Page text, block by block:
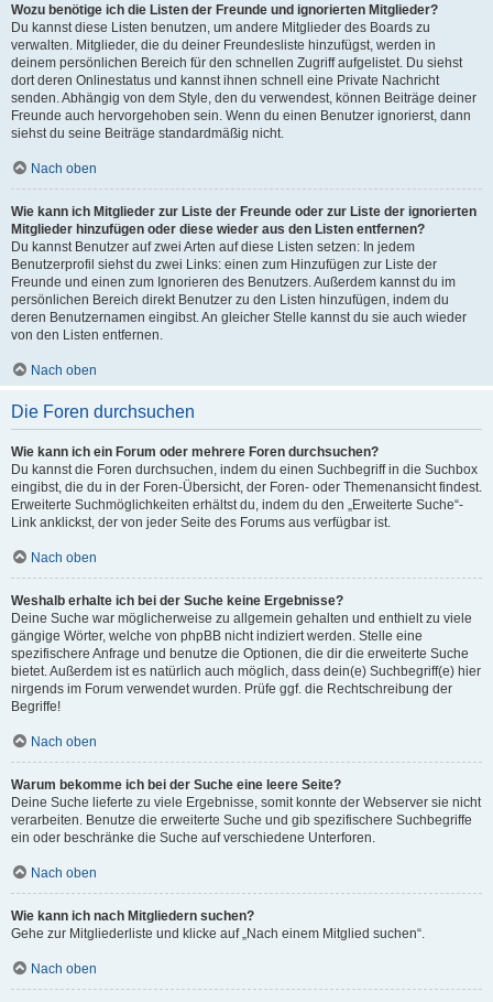
Wozu benötige ich die Listen der Freunde und ignorierten Mitglieder?
Du kannst diese Listen benutzen, um andere Mitglieder des Boards zu
verwalten. Mitglieder, die du deiner Freundesliste hinzufügst, werden in
deinem persönlichen Bereich für den schnellen Zugriff aufgelistet. Du siehst
dort deren Onlinestatus und kannst ihnen schnell eine Private Nachricht
senden. Abhängig von dem Style, den du verwendest, können Beiträge deiner
Freunde auch hervorgehoben sein. Wenn du einen Benutzer ignorierst, dann
siehst du seine Beiträge standardmäßig nicht.
Nach oben
Wie kann ich Mitglieder zur Liste der Freunde oder zur Liste der ignorierten
Mitglieder hinzufügen oder diese wieder aus den Listen entfernen?
Du kannst Benutzer auf zwei Arten auf diese Listen setzen: In jedem
Benutzerprofil siehst du zwei Links: einen zum Hinzufügen zur Liste der
Freunde und einen zum Ignorieren des Benutzers. Außerdem kannst du im
persönlichen Bereich direkt Benutzer zu den Listen hinzufügen, indem du
deren Benutzernamen eingibst. An gleicher Stelle kannst du sie auch wieder
von den Listen entfernen.
Nach oben
Die Foren durchsuchen
Wie kann ich ein Forum oder mehrere Foren durchsuchen?
Du kannst die Foren durchsuchen, indem du einen Suchbegriff in die Suchbox
eingibst, die du in der Foren-Übersicht, der Foren- oder Themenansicht findest.
Erweiterte Suchmöglichkeiten erhältst du, indem du den „Erweiterte Suche“-
Link anklickst, der von jeder Seite des Forums aus verfügbar ist.
Nach oben
Weshalb erhalte ich bei der Suche keine Ergebnisse?
Deine Suche war möglicherweise zu allgemein gehalten und enthielt zu viele
gängige Wörter, welche von phpBB nicht indiziert werden. Stelle eine
spezifischere Anfrage und benutze die Optionen, die dir die erweiterte Suche
bietet. Außerdem ist es natürlich auch möglich, dass dein(e) Suchbegriff(e) hier
nirgends im Forum verwendet wurden. Prüfe ggf. die Rechtschreibung der
Begriffe!
Nach oben
Warum bekomme ich bei der Suche eine leere Seite?
Deine Suche lieferte zu viele Ergebnisse, somit konnte der Webserver sie nicht
verarbeiten. Benutze die erweiterte Suche und gib spezifischere Suchbegriffe
ein oder beschränke die Suche auf verschiedene Unterforen.
Nach oben
Wie kann ich nach Mitgliedern suchen?
Gehe zur Mitgliederliste und klicke auf „Nach einem Mitglied suchen“.
Nach oben